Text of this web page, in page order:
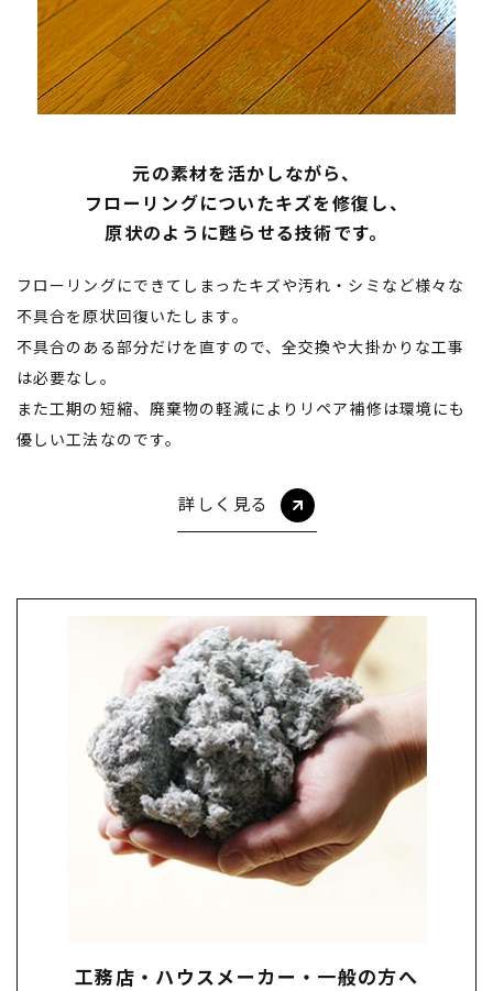
元の素材を活かしながら、
フローリングについたキズを修復し、
原状のように甦らせる技術です。
フローリングにできてしまったキズや汚れ・シミなど様々な
不具合を原状回復いたします。
不具合のある部分だけを直すので、全交換や大掛かりな工事
は必要なし。
また工期の短縮、廃棄物の軽減によりリペア補修は環境にも
優しい工法なのです。
詳しく見る
工務店・ハウスメーカー・一般の方へ